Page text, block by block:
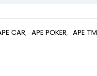
CAR, APE POKER, APE TM